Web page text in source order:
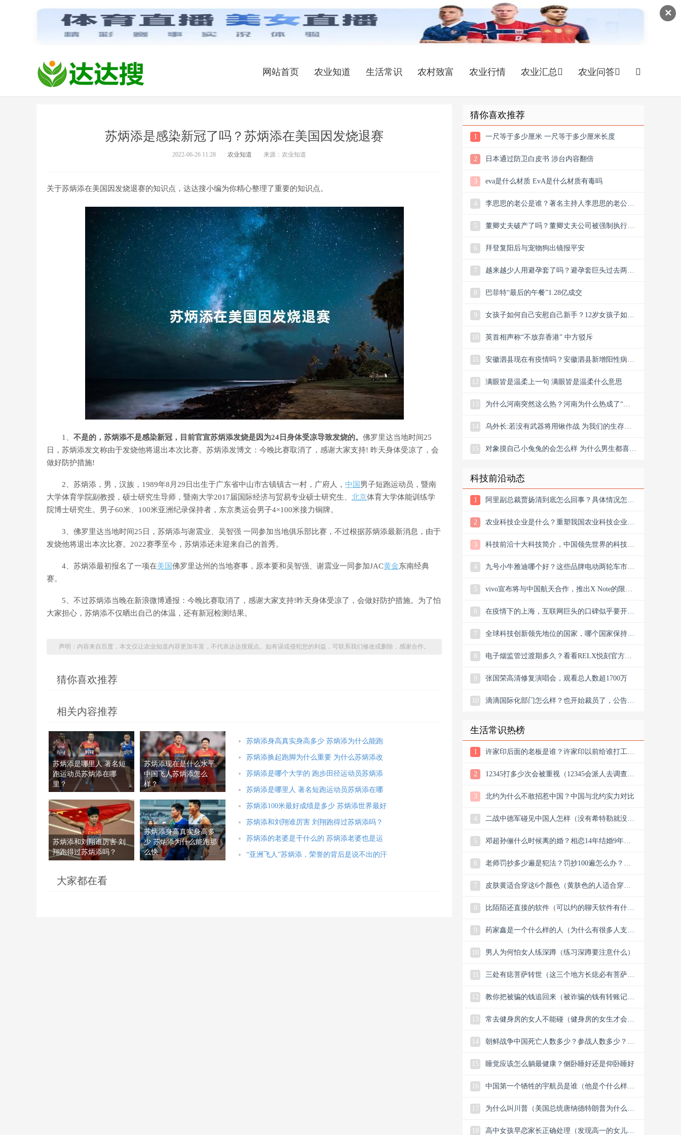
✕
网站首页 农业知道 生活常识 农村致富 农业行情 农业汇总 农业问答
苏炳添是感染新冠了吗？苏炳添在美国因发烧退赛
2022-06-26 11:28 农业知道 来源：农业知道
关于苏炳添在美国因发烧退赛的知识点，达达搜小编为你精心整理了重要的知识点。
1、 不是的，苏炳添不是感染新冠，目前官宣苏炳添发烧是因为24日身体受凉导致发烧的。 佛罗里达当地时间25
日，苏炳添发文称由于发烧他将退出本次比赛。苏炳添发博文：今晚比赛取消了，感谢大家支持! 昨天身体受凉了，会
做好防护措施!
2、苏炳添，男，汉族，1989年8月29日出生于广东省中山市古镇镇古一村，广府人， 中国 男子短跑运动员，暨南
大学体育学院副教授，硕士研究生导师，暨南大学2017届国际经济与贸易专业硕士研究生、 北京体育大学体能训练学
院博士研究生。男子60米、100米亚洲纪录保持者，东京奥运会男子4×100米接力铜牌。
3、佛罗里达当地时间25日，苏炳添与谢震业、吴智强 一同参加当地俱乐部比赛，不过根据苏炳添最新消息，由于
发烧他将退出本次比赛。2022赛季至今，苏炳添还未迎来自己的首秀。
4、苏炳添最初报名了一项在美国佛罗里达州的当地赛事，原本要和吴智强、谢震业一同参加JAC黄金东南经典
赛。
5、不过苏炳添当晚在新浪微博通报：今晚比赛取消了，感谢大家支持!昨天身体受凉了，会做好防护措施。为了怕
大家担心，苏炳添不仅晒出自己的体温，还有新冠检测结果。
声明：内容来自百度，本文仅让农业知道内容更加丰富，不代表达达搜观点。如有误或侵犯您的利益，可联系我们修改或删除，感谢合作。
猜你喜欢推荐
相关内容推荐
苏炳添是哪里人 著名短
跑运动员苏炳添在哪
里？
苏炳添现在是什么水平
中国飞人苏炳添怎么
样？
苏炳添和刘翔谁厉害 刘
翔跑得过苏炳添吗？
苏炳添身高真实身高多
少 苏炳添为什么能跑那
么快
苏炳添身高真实身高多少 苏炳添为什么能跑
苏炳添换起跑脚为什么重要 为什么苏炳添改
苏炳添是哪个大学的 跑步田径运动员苏炳添
苏炳添是哪里人 著名短跑运动员苏炳添在哪
苏炳添100米最好成绩是多少 苏炳添世界最好
苏炳添和刘翔谁厉害 刘翔跑得过苏炳添吗？
苏炳添的老婆是干什么的 苏炳添老婆也是运
“亚洲飞人”苏炳添，荣誉的背后是说不出的汗
大家都在看
猜你喜欢推荐
1 一尺等于多少厘米 一尺等于多少厘米长度
2 日本通过防卫白皮书 涉台内容翻倍
3 eva是什么材质 EvA是什么材质有毒吗
4
李思思的老公是谁？著名主持人李思思的老公是
5
董卿丈夫破产了吗？董卿丈夫公司被强制执行超
6
拜登复阳后与宠物狗出镜报平安
7
越来越少人用避孕套了吗？避孕套巨头过去两年
8
巴菲特“最后的午餐”1.28亿成交
9
女孩子如何自己安慰自己新手？12岁女孩子如何
10
英首相声称“不放弃香港” 中方驳斥
安徽泗县现在有疫情吗？安徽泗县新增阳性病例
12
满眼皆是温柔上一句 满眼皆是温柔什么意思
13
为什么河南突然这么热？河南为什么热成了“可
14
乌外长:若没有武器将用锹作战 为我们的生存而
15
对象摸自己小兔兔的会怎么样 为什么男生都喜欢
科技前沿动态
1
阿里副总裁贾扬清到底怎么回事？具体情况怎么
2
农业科技企业是什么？重塑我国农业科技企业版
3
科技前沿十大科技简介，中国领先世界的科技创
4
九号小牛雅迪哪个好？这些品牌电动两轮车市场
5
vivo宣布将与中国航天合作，推出X Note的限量
6
在疫情下的上海，互联网巨头的口碑似乎要开始
7
全球科技创新领先地位的国家，哪个国家保持科
8
电子烟监管过渡期多久？看看RELX悦刻官方微
9
张国荣高清修复演唱会，观看总人数超1700万
10
滴滴国际化部门怎么样？也开始裁员了，公告宣
生活常识热榜
1
许家印后面的老板是谁？许家印以前给谁打工？
2
12345打多少次会被重视（12345会派人去调查
3
北约为什么不敢招惹中国？中国与北约实力对比
4
二战中德军碰见中国人怎样（没有希特勒就没有
5
邓超孙俪什么时候离的婚？相恋14年结婚9年说
6
老师罚抄多少遍是犯法？罚抄100遍怎么办？算
7
皮肤黄适合穿这6个颜色（黄肤色的人适合穿什
8
比陌陌还直接的软件（可以约的聊天软件有什
9
药家鑫是一个什么样的人（为什么有很多人支持
10
男人为何怕女人练深蹲（练习深蹲要注意什么）
三处有痣菩萨转世（这三个地方长痣必有菩萨保
12
教你把被骗的钱追回来（被诈骗的钱有转账记录
13
常去健身房的女人不能碰（健身房的女生才会懂
14
朝鲜战争中国死亡人数多少？参战人数多少？中
15
睡觉应该怎么躺最健康？侧卧睡好还是仰卧睡好
16
中国第一个牺牲的宇航员是谁（他是个什么样的
17
为什么叫川普（美国总统唐纳德特朗普为什么叫
18
高中女孩早恋家长正确处理（发现高一的女儿早